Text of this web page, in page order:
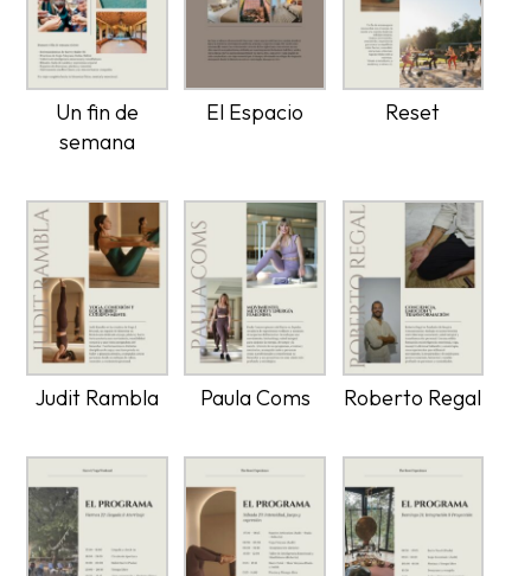
Un fin de
semana
El Espacio Reset
Judit Rambla Paula Coms Roberto Regal